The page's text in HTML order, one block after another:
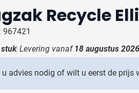
Toon submenu voor
Toon submenu voor
Toon submenu voor
Veiligheid
Toon submenu voor
Recycle
967421
Levering vanaf 18 augustus 2026
u advies nodig of wilt u eerst de prijs